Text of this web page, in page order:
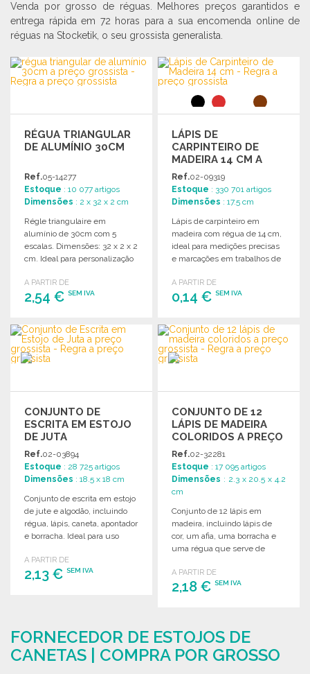
Venda por grosso de réguas. Melhores preços garantidos e
entrega rápida em 72 horas para a sua encomenda online de
réguas na Stocketik, o seu grossista generalista.
RÉGUA TRIANGULAR
DE ALUMÍNIO 30CM
Ref.05-14277
Estoque : 10 077 artigos
Dimensões : 2 x 32 x 2 cm
Régle triangulaire em
alumínio de 30cm com 5
escalas. Dimensões: 32 x 2 x 2
cm. Ideal para personalização
A PARTIR DE
2,54 € SEM IVA
ENCOMENDAR
Solicitar um orçamento
LÁPIS DE
CARPINTEIRO DE
MADEIRA 14 CM A
PREÇO GROSSISTA
Ref.02-09319
Estoque : 330 701 artigos
Dimensões : 17.5 cm
Lápis de carpinteiro em
madeira com régua de 14 cm,
ideal para medições precisas
e marcações em trabalhos de
A PARTIR DE
0,14 €SEM IVA
ENCOMENDAR
Solicitar um orçamento
CONJUNTO DE
ESCRITA EM ESTOJO
DE JUTA
Ref.02-03894
Estoque : 28 725 artigos
Dimensões : 18.5 x 18 cm
Conjunto de escrita em estojo
de jute e algodão, incluindo
régua, lápis, caneta, apontador
e borracha. Ideal para uso
A PARTIR DE
2,13 € SEM IVA
CONJUNTO DE 12
LÁPIS DE MADEIRA
COLORIDOS A PREÇO
GROSSISTA
Ref.02-32281
Estoque : 17 095 artigos
Dimensões : 2.3 x 20.5 x 4.2
cm
Conjunto de 12 lápis em
madeira, incluindo lápis de
cor, um afia, uma borracha e
uma régua que serve de
A PARTIR DE
2,18 €SEM IVA
Solicitar um orçamento
FORNECEDOR DE ESTOJOS DE
CANETAS | COMPRA POR GROSSO